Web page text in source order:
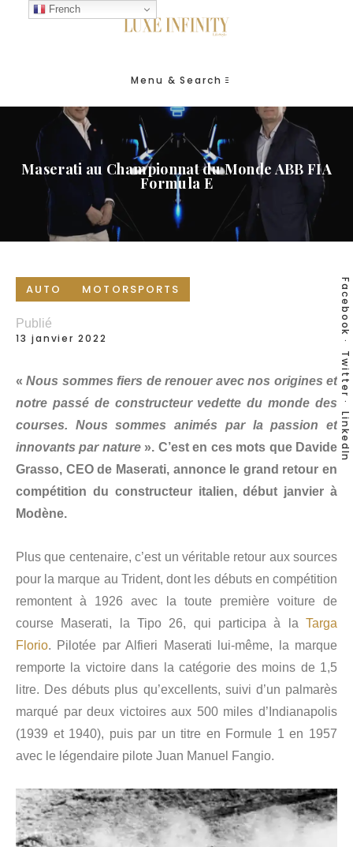
Menu & Search
Maserati au Championnat du Monde ABB FIA
Formula E
Facebook
Twitter
LinkedIn
AUTO MOTORSPORTS
Publié
13 janvier 2022
«Nous sommes fiers de renouer avec nos origines et
notre passé de constructeur vedette du monde des
courses. Nous sommes animés par la passion et
innovants par nature». C’est en ces mots que Davide
Grasso, CEO de Maserati, annonce le grand retour en
compétition du constructeur italien, début janvier à
Modène.
Plus que centenaire, c’est un véritable retour aux sources
pour la marque au Trident, dont les débuts en compétition
remontent à 1926 avec la toute première voiture de
course Maserati, la Tipo 26, qui participa à la Targa
Florio. Pilotée par Alfieri Maserati lui-même, la marque
remporte la victoire dans la catégorie des moins de 1,5
litre. Des débuts plus qu’excellents, suivi d’un palmarès
marqué par deux victoires aux 500 miles d’Indianapolis
(1939 et 1940), puis par un titre en Formule 1 en 1957
avec le légendaire pilote Juan Manuel Fangio.
French